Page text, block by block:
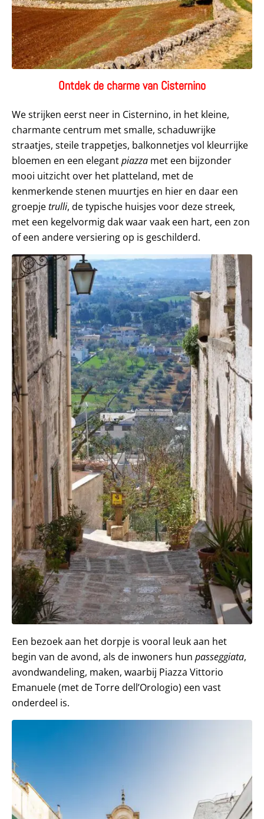
Ontdek de charme van Cisternino
We strijken eerst neer in Cisternino, in het kleine,
charmante centrum met smalle, schaduwrijke
straatjes, steile trappetjes, balkonnetjes vol kleurrijke
bloemen en een elegantpiazza met een bijzonder
mooi uitzicht over het platteland, met de
kenmerkende stenen muurtjes en hier en daar een
groepjetrulli, de typische huisjes voor deze streek,
met een kegelvormig dak waar vaak een hart, een zon
of een andere versiering op is geschilderd.
Een bezoek aan het dorpje is vooral leuk aan het
begin van de avond, als de inwoners hun passeggiata,
avondwandeling, maken, waarbij Piazza Vittorio
Emanuele (met de Torre dell’Orologio) een vast
onderdeel is.